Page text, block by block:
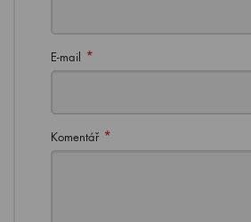
E-mail *
Komentář *